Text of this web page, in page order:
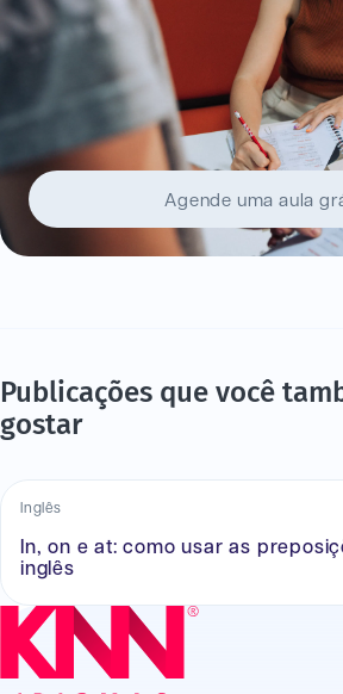
Agende uma aula
Publicações que você
gostar
Inglês
In, on e at: como usar as
inglês